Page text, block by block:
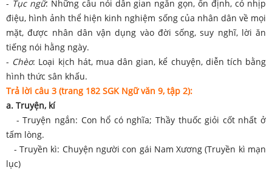
- Tục ngữ: Những câu nói dân gian ngắn gọn, ổn định, có nhịp
điệu, hình ảnh thể hiện kinh nghiệm sống của nhân dân về mọi
mặt, được nhân dân vận dụng vào đời sống, suy nghĩ, lời ăn
tiếng nói hằng ngày.
- Chèo: Loại kịch hát, mua dân gian, kể chuyện, diễn tích bằng
hình thức sân khấu.
Trả lời câu 3 (trang 182 SGK Ngữ văn 9, tập 2):
a. Truyện, kí
- Truyện ngắn: Con hổ có nghĩa; Thầy thuốc giỏi cốt nhất ở
tấm lòng.
- Truyền kì: Chuyện người con gái Nam Xương (Truyền kì mạn
lục)